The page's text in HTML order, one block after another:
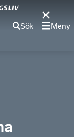
Sök Meny